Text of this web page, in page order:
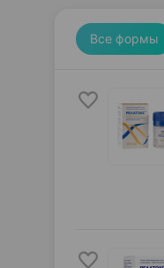
Все формы